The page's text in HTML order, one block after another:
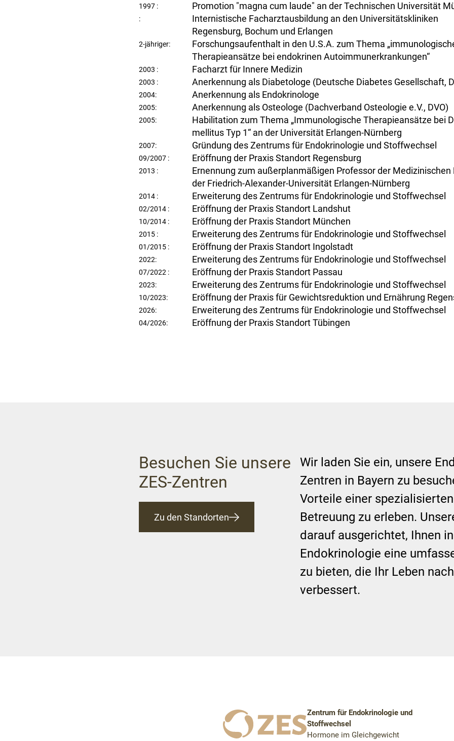
1997 : Promotion "magna cum laude" an der Technischen Universität
:
Internistische Facharztausbildung an den Universitätskliniken
Regensburg, Bochum und Erlangen
2-jähriger:
Forschungsaufenthalt in den U.S.A. zum Thema
Therapieansätze bei endokrinen Autoimmunerkrankungen“
2003 : Facharzt für Innere Medizin
2003 : Anerkennung als Diabetologe (Deutsche Diabetes Gesellschaft,
2004: Anerkennung als Endokrinologe
2005: Anerkennung als Osteologe (Dachverband Osteologie e.V., DVO)
2005:
Habilitation zum Thema „Immunologische Therapieansätze bei
mellitus Typ 1“ an der Universität Erlangen-Nürnberg
2007: Gründung des Zentrums für Endokrinologie und Stoffwechsel
09/2007 : Eröffnung der Praxis Standort Regensburg
2013 :
Ernennung zum außerplanmäßigen Professor der Medizinischen
der Friedrich-Alexander-Universität Erlangen-Nürnberg
2014 : Erweiterung des Zentrums für Endokrinologie und Stoffwechsel
02/2014 : Eröffnung der Praxis Standort Landshut
10/2014 : Eröffnung der Praxis Standort München
2015 : Erweiterung des Zentrums für Endokrinologie und Stoffwechsel
01/2015 : Eröffnung der Praxis Standort Ingolstadt
2022: Erweiterung des Zentrums für Endokrinologie und Stoffwechsel
07/2022 : Eröffnung der Praxis Standort Passau
2023: Erweiterung des Zentrums für Endokrinologie und Stoffwechsel
10/2023: Eröffnung der Praxis für Gewichtsreduktion und Ernährung
2026: Erweiterung des Zentrums für Endokrinologie und Stoffwechsel
04/2026: Eröffnung der Praxis Standort Tübingen
Besuchen Sie unsere
ZES-Zentren
Zu den Standorten
Wir laden Sie ein, unsere
Zentren in Bayern zu
Vorteile einer
Betreuung zu erleben.
darauf ausgerichtet, Ihnen
Endokrinologie eine
zu bieten, die Ihr Leben
verbessert.
Zentrum für Endokrinologie und
Stoffwechsel
Hormone im Gleichgewicht